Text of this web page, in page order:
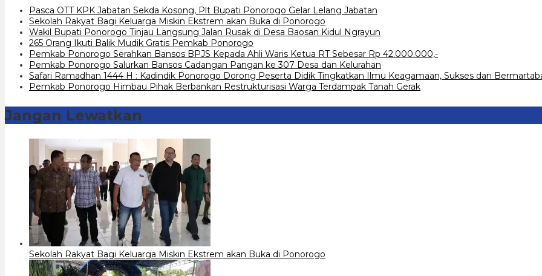
Pasca OTT KPK Jabatan Sekda Kosong, Plt Bupati Ponorogo Gelar Lelang Jabatan
Sekolah Rakyat Bagi Keluarga Miskin Ekstrem akan Buka di Ponorogo
Wakil Bupati Ponorogo Tinjau Langsung Jalan Rusak di Desa Baosan Kidul Ngrayun
265 Orang Ikuti Balik Mudik Gratis Pemkab Ponorogo
Pemkab Ponorogo Serahkan Bansos BPJS Kepada Ahli Waris Ketua RT Sebesar Rp 42.000.000,-
Pemkab Ponorogo Salurkan Bansos Cadangan Pangan ke 307 Desa dan Kelurahan
Safari Ramadhan 1444 H : Kadindik Ponorogo Dorong Peserta Didik Tingkatkan Ilmu Keagamaan, Sukses dan
Pemkab Ponorogo Himbau Pihak Berbankan Restrukturisasi Warga Terdampak Tanah Gerak
Jangan Lewatkan
Sekolah Rakyat Bagi Keluarga Miskin Ekstrem akan Buka di Ponorogo